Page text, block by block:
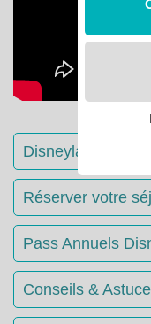
Disneyland Paris
Réserver votre
Pass Annuels
Conseils &